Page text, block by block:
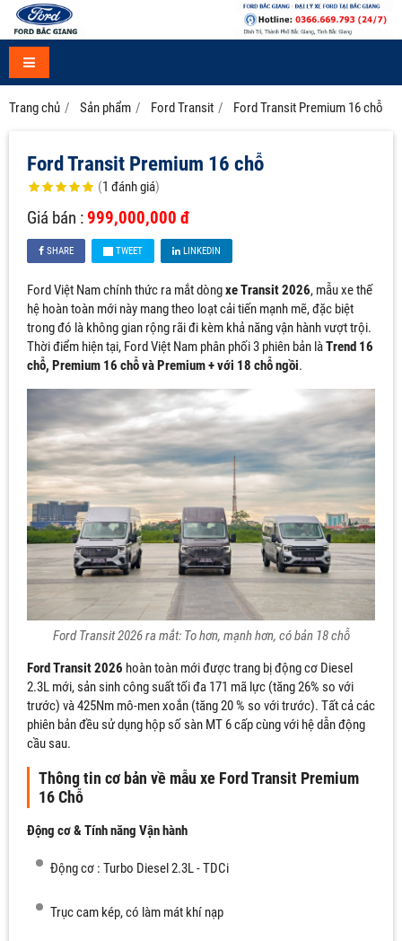
Trang chủ Sản phẩm Ford Transit Ford Transit Premium 16 chỗ
Ford Transit Premium 16 chỗ
(1 đánh giá)
Giá bán :999,000,000 đ
SHARE TWEET LINKEDIN
Ford Việt Nam chính thức ra mắt dòngxe Transit 2026, mẫu xe thế
hệ hoàn toàn mới này mang theo loạt cải tiến mạnh mẽ, đặc biệt
trong đó là không gian rộng rãi đi kèm khả năng vận hành vượt trội.
Thời điểm hiện tại, Ford Việt Nam phân phối 3 phiên bản làTrend 16
chỗ, Premium 16 chỗ và Premium + với 18 chỗ ngồi.
Ford Transit 2026 ra mắt: To hơn, mạnh hơn, có bản 18 chỗ
Ford Transit 2026 hoàn toàn mới được trang bị động cơ Diesel
2.3L mới, sản sinh công suất tối đa 171 mã lực (tăng 26% so với
trước) và 425Nm mô-men xoắn (tăng 20 % so với trước). Tất cả các
phiên bản đều sử dụng hộp số sàn MT 6 cấp cùng với hệ dẫn động
cầu sau.
Thông tin cơ bản về mẫu xe Ford Transit Premium
16 Chỗ
Động cơ & Tính năng Vận hành
Động cơ : Turbo Diesel 2.3L - TDCi
Trục cam kép, có làm mát khí nạp